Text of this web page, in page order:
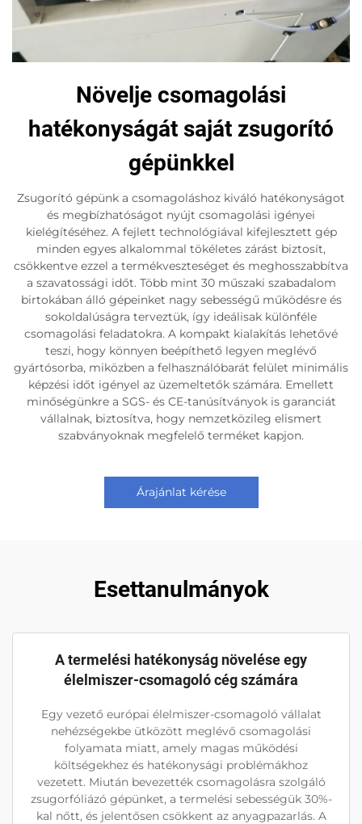
Növelje csomagolási
hatékonyságát saját zsugorító
gépünkkel
Zsugorító gépünk a csomagoláshoz kiváló hatékonyságot
és megbízhatóságot nyújt csomagolási igényei
kielégítéséhez. A fejlett technológiával kifejlesztett gép
minden egyes alkalommal tökéletes zárást biztosít,
csökkentve ezzel a termékveszteséget és meghosszabbítva
a szavatossági időt. Több mint 30 műszaki szabadalom
birtokában álló gépeinket nagy sebességű működésre és
sokoldalúságra terveztük, így ideálisak különféle
csomagolási feladatokra. A kompakt kialakítás lehetővé
teszi, hogy könnyen beépíthető legyen meglévő
gyártósorba, miközben a felhasználóbarát felület minimális
képzési időt igényel az üzemeltetők számára. Emellett
minőségünkre a SGS- és CE-tanúsítványok is garanciát
vállalnak, biztosítva, hogy nemzetközileg elismert
szabványoknak megfelelő terméket kapjon.
Árajánlat kérése
Esettanulmányok
A termelési hatékonyság növelése egy
élelmiszer-csomagoló cég számára
Egy vezető európai élelmiszer-csomagoló vállalat
nehézségekbe ütközött meglévő csomagolási
folyamata miatt, amely magas működési
költségekhez és hatékonysági problémákhoz
vezetett. Miután bevezették csomagolásra szolgáló
zsugorfóliázó gépünket, a termelési sebességük 30%-
kal nőtt, és jelentősen csökkent az anyagpazarlás. A